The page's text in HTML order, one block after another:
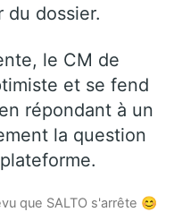
du dossier.
le CM de
et se fend
répondant à un
la question
que SALTO s'arrête 😊️